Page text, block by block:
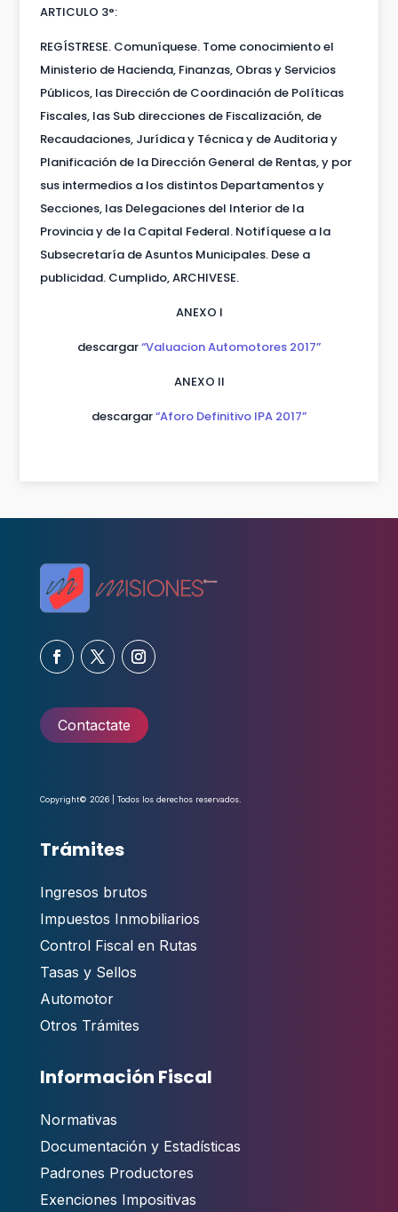
ARTICULO 3°:
REGÍSTRESE. Comuníquese. Tome conocimiento el
Ministerio de Hacienda, Finanzas, Obras y Servicios
Públicos, las Dirección de Coordinación de Políticas
Fiscales, las Sub direcciones de Fiscalización, de
Recaudaciones, Jurídica y Técnica y de Auditoria y
Planificación de la Dirección General de Rentas, y por
sus intermedios a los distintos Departamentos y
Secciones, las Delegaciones del Interior de la
Provincia y de la Capital Federal. Notifíquese a la
Subsecretaría de Asuntos Municipales. Dese a
publicidad. Cumplido, ARCHIVESE.
ANEXO I
descargar“Valuacion Automotores 2017”
ANEXO II
descargar“Aforo Definitivo IPA 2017”
Contactate
Copyright© 2026 | Todos los derechos reservados.
Trámites
Ingresos brutos
Impuestos Inmobiliarios
Control Fiscal en Rutas
Tasas y Sellos
Automotor
Otros Trámites
Información Fiscal
Normativas
Documentación y Estadísticas
Padrones Productores
Exenciones Impositivas